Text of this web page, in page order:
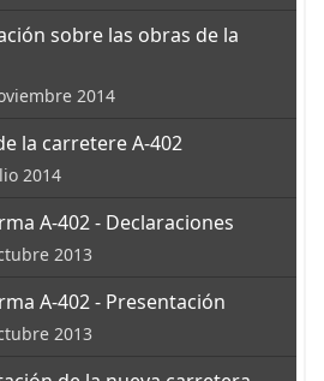
sobre las obras de la
2014
la carretere A-402
2014
A-402 - Declaraciones
2013
A-402 - Presentación
2013